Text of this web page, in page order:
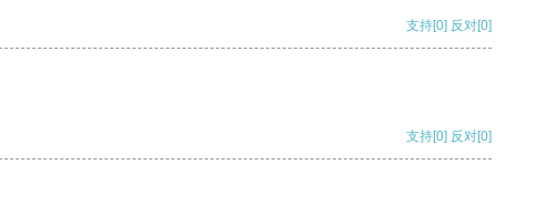
支持[0] 反对[0]
支持[0] 反对[0]